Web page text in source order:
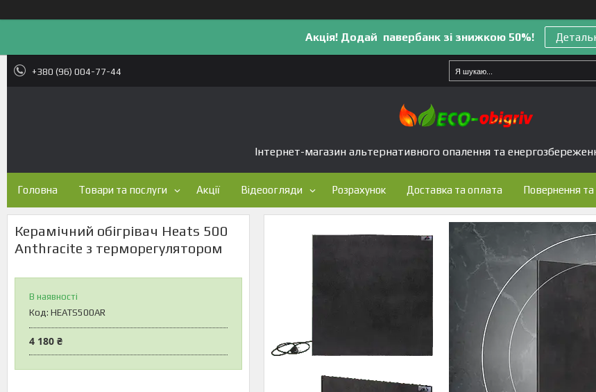
Акція! Додай павербанк зі знижкою 50%!
+380 (96) 004-77-44
Інтернет-магазин альтернативного опалення та
Головна Товари та послуги Акції Відеоогляди Розрахунок Доставка та оплата Повернення та
Керамічний обігрівач Heats 500
Anthracite з терморегулятором
В наявності
Код: HEATS500AR
4 180 ₴